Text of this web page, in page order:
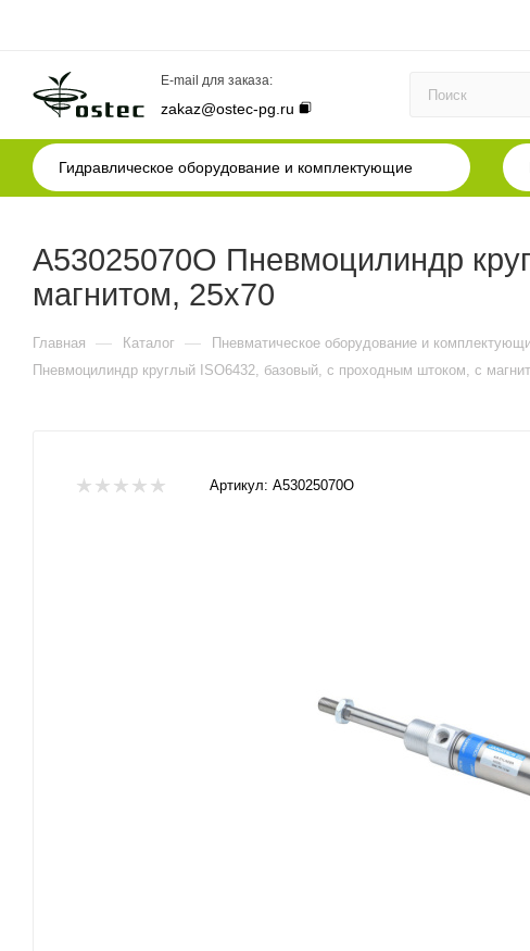
E-mail для заказа:
zakaz@ostec-pg.ru
Гидравлическое оборудование и комплектующие
A53025070O Пневмоцилиндр
магнитом, 25x70
Главная — Каталог — Пневматическое оборудование и
Пневмоцилиндр круглый ISO6432, базовый, с проходным штоком, с
Артикул: A53025070O